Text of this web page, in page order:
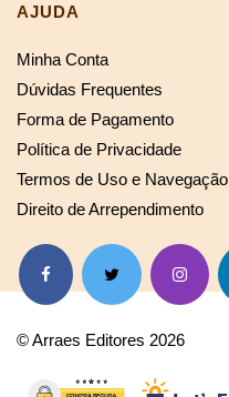
AJUDA
Minha Conta
Dúvidas Frequentes
Forma de Pagamento
Política de Privacidade
Termos de Uso e Navegação
Direito de Arrependimento
© Arraes Editores 2026